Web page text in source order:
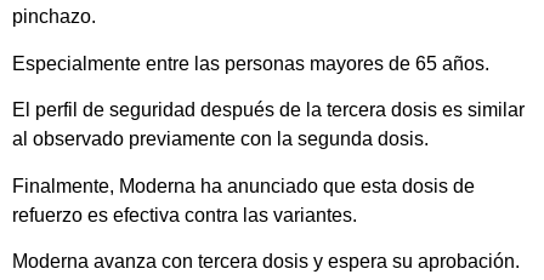
pinchazo.
Especialmente entre las personas mayores de 65 años.
El perfil de seguridad después de la tercera dosis es similar
al observado previamente con la segunda dosis.
Finalmente, Moderna ha anunciado que esta dosis de
refuerzo es efectiva contra las variantes.
Moderna avanza con tercera dosis y espera su aprobación.